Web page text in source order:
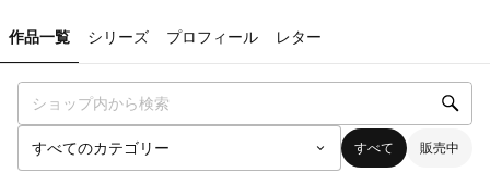
作品一覧 シリーズ プロフィール レター
すべて 販売中